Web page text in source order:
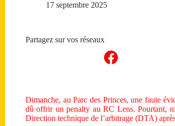
17 septembre 2025
Partagez sur vos réseaux
Dimanche, au Parc des Princes, une faute
dû offrir un penalty au RC Lens. Pourtant,
Direction technique de l’arbitrage (DTA)